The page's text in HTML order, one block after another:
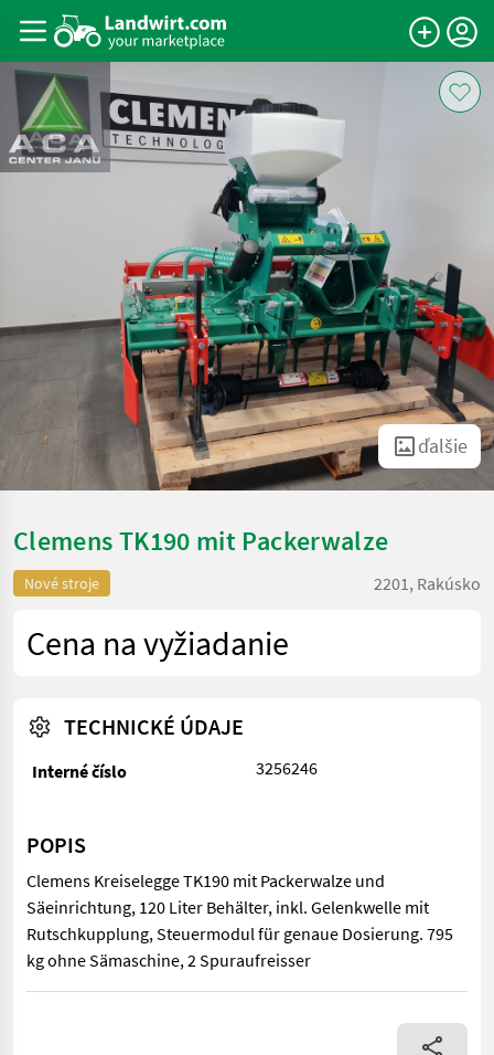
ďalšie
Clemens TK190 mit Packerwalze
Nové stroje 2201, Rakúsko
Cena na vyžiadanie
TECHNICKÉ ÚDAJE
Interné číslo 3256246
POPIS
Clemens Kreiselegge TK190 mit Packerwalze und
Säeinrichtung, 120 Liter Behälter, inkl. Gelenkwelle mit
Rutschkupplung, Steuermodul für genaue Dosierung. 795
kg ohne Sämaschine, 2 Spuraufreisser
Clemens Kreiselegge TK190 mit Packerwalze und